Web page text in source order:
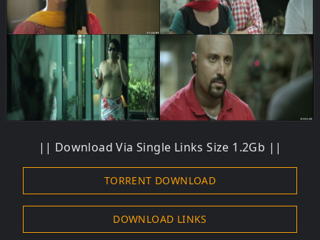
|| Download Via Single Links Size 1.2Gb ||
TORRENT DOWNLOAD
DOWNLOAD LINKS